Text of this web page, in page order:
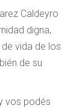
Caldeyro
digna,
vida de los
de su
vos podés